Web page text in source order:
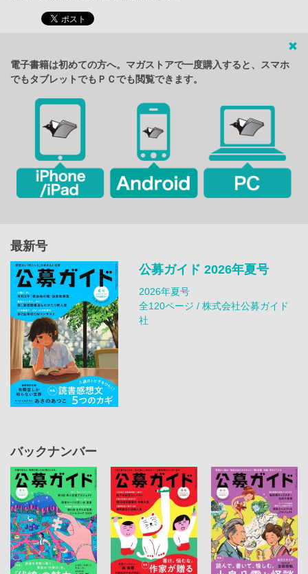
電子書籍は初めての方へ。マガストアで一度購入すると、スマホ
でもタブレットでもＰＣでも閲覧できます。
最新号
公募ガイド 2026年夏号
2026年夏号
全120ページ / 株式会社公募ガイド
社
バックナンバー